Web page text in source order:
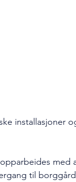
installasjoner
med
til